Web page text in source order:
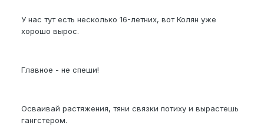
У нас тут есть несколько 16-летних, вот Колян уже
хорошо вырос.
Главное - не спеши!
Осваивай растяжения, тяни связки потиху и вырастешь
гангстером.